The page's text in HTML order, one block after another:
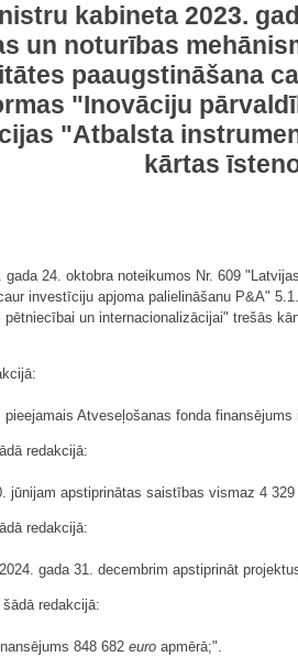
kabineta 2023.
un noturības
paaugstināšana
"Inovāciju
"Atbalsta
kārtas
gada 24. oktobra noteikumos Nr. 609
investīciju apjoma palielināšanu P&A"
un internacionalizācijai" trešās
Atveseļošanas fonda finansējums
redakcijā:
jūnijam apstiprinātas saistības vismaz 4 329
redakcijā:
gada 31. decembrim apstiprināt
redakcijā:
848 682 euro apmērā;".